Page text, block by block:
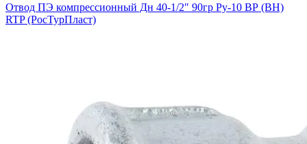
Отвод ПЭ компрессионный Дн 40-1/2″ 90гр Ру-10 ВР (ВН)
RTP (РосТурПласт)